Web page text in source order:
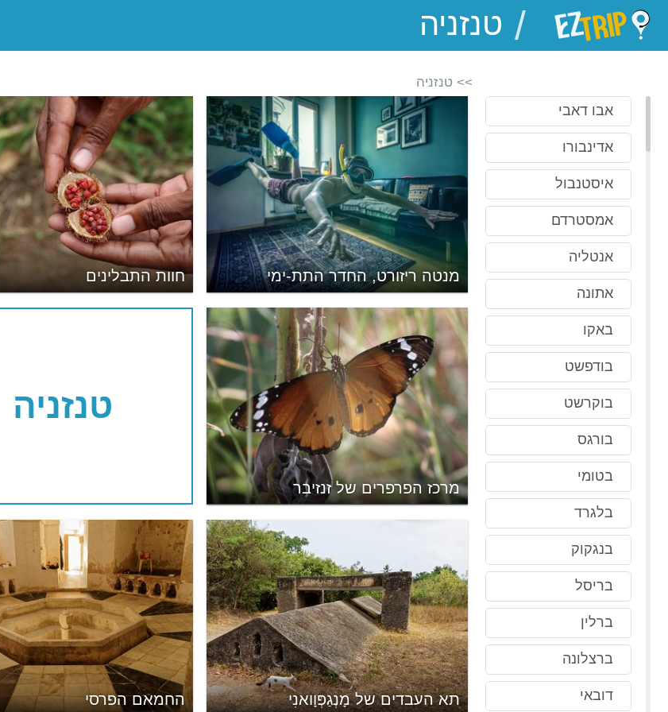
EZTrip
/
אבו דאבי
אדינבורו
איסטנבול
אמסטרדם
אנטליה
אתונה
באקו
בודפשט
בוקרשט
בורגס
בטומי
בלגרד
בנגקוק
בריסל
ברלין
ברצלונה
דובאי
>> טנזניה
חוות התבלינים מנטה ריזורט, החדר התת-ימי
טנזניה
מרכז הפרפרים של זנזיבר
החמאם הפרסי תא העבדים של מָנְגַפְּוָואנִי